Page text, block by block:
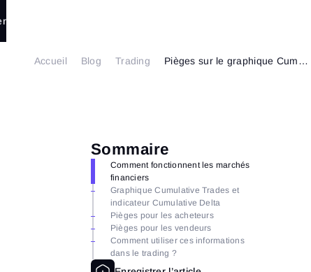
Accueil Blog Trading Pièges sur le graphique Cumulative Trades
Sommaire
Comment fonctionnent les marchés
financiers
Graphique Cumulative Trades et
indicateur Cumulative Delta
Pièges pour les acheteurs
Pièges pour les vendeurs
Comment utiliser ces informations
dans le trading ?